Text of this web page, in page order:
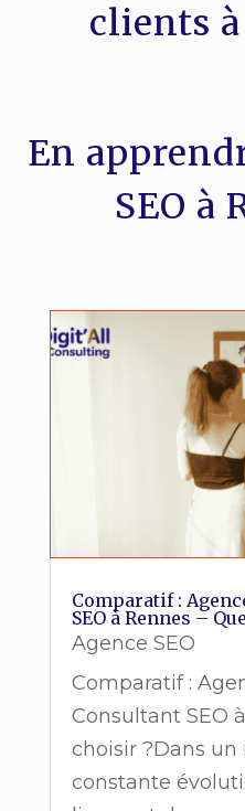
clients
En
SEO à
Comparatif :
SEO à Rennes –
Agence SEO
Comparatif :
Consultant SEO
choisir ?Dans
constante